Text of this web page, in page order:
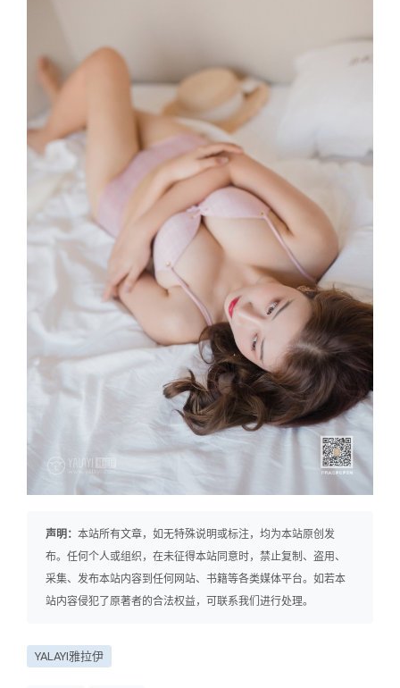
声明： 本站所有文章，如无特殊说明或标注，均为本站原创发
布。任何个人或组织，在未征得本站同意时，禁止复制、盗用、
采集、发布本站内容到任何网站、书籍等各类媒体平台。如若本
站内容侵犯了原著者的合法权益，可联系我们进行处理。
YALAYI雅拉伊